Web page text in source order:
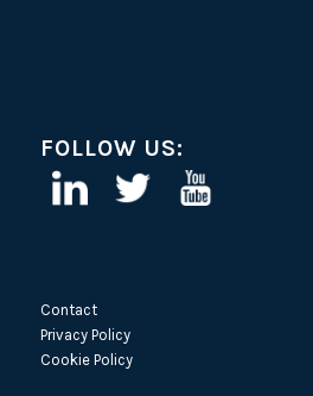
FOLLOW US:
Contact
Privacy Policy
Cookie Policy